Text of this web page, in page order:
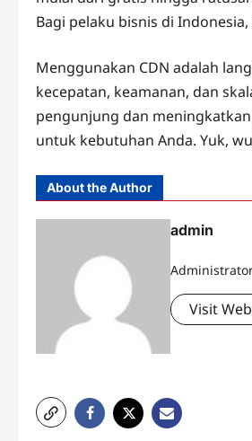
Bagi pelaku bisnis di
Menggunakan CDN adalah
kecepatan, keamanan, dan
pengunjung dan
untuk kebutuhan Anda. Yuk,
About the Author
admin
Visit